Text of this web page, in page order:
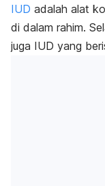
IUD adalah alat
di dalam rahim.
juga IUD yang